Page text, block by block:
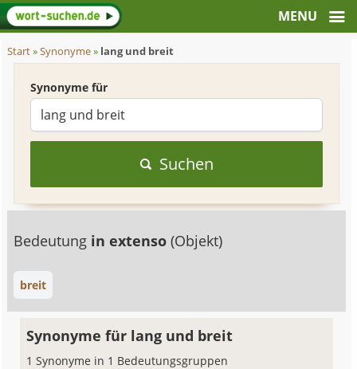
Start»Synonyme» lang und breit
Synonyme für
Suchen
Bedeutung in extenso(Objekt)
breit
Synonyme für lang und breit
1 Synonyme in 1 Bedeutungsgruppen